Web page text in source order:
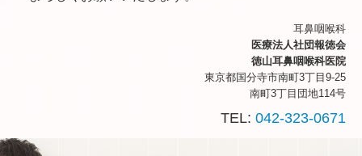
耳鼻咽喉科
医療法人社団報徳会
徳山耳鼻咽喉科医院
東京都国分寺市南町3丁目9-25
南町3丁目団地114号
TEL: 042-323-0671